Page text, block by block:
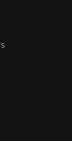
Facebook
sur
nous sur
nous sur